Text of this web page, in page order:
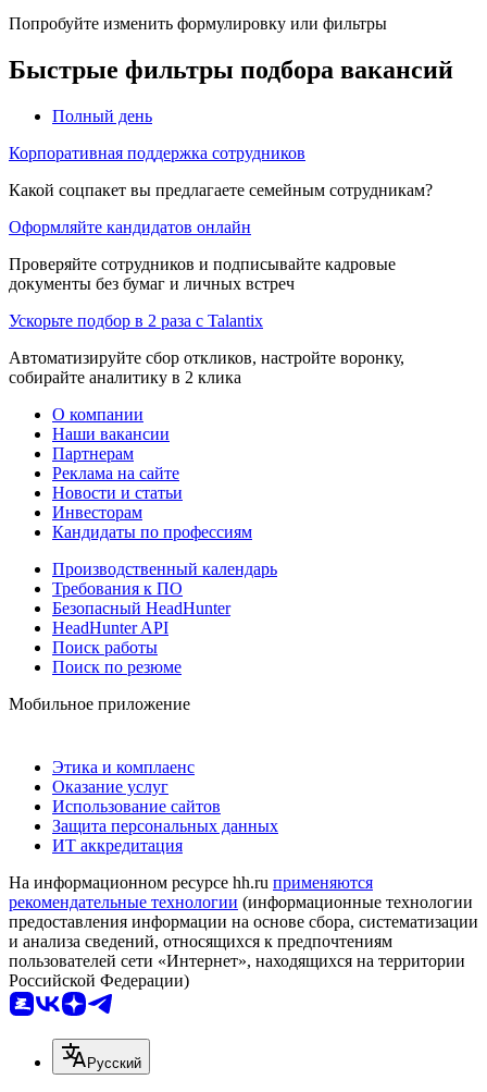
Попробуйте изменить формулировку или фильтры
Быстрые фильтры подбора вакансий
Полный день
Корпоративная поддержка сотрудников
Какой соцпакет вы предлагаете семейным сотрудникам?
Оформляйте кандидатов онлайн
Проверяйте сотрудников и подписывайте кадровые
документы без бумаг и личных встреч
Ускорьте подбор в 2 раза с Talantix
Автоматизируйте сбор откликов, настройте воронку,
собирайте аналитику в 2 клика
О компании
Наши вакансии
Партнерам
Реклама на сайте
Новости и статьи
Инвесторам
Кандидаты по профессиям
Производственный календарь
Требования к ПО
Безопасный HeadHunter
HeadHunter API
Поиск работы
Поиск по резюме
Мобильное приложение
Этика и комплаенс
Оказание услуг
Использование сайтов
Защита персональных данных
ИТ аккредитация
На информационном ресурсе hh.ru применяются
рекомендательные технологии (информационные технологии
предоставления информации на основе сбора, систематизации
и анализа сведений, относящихся к предпочтениям
пользователей сети «Интернет», находящихся на территории
Российской Федерации)
Русский